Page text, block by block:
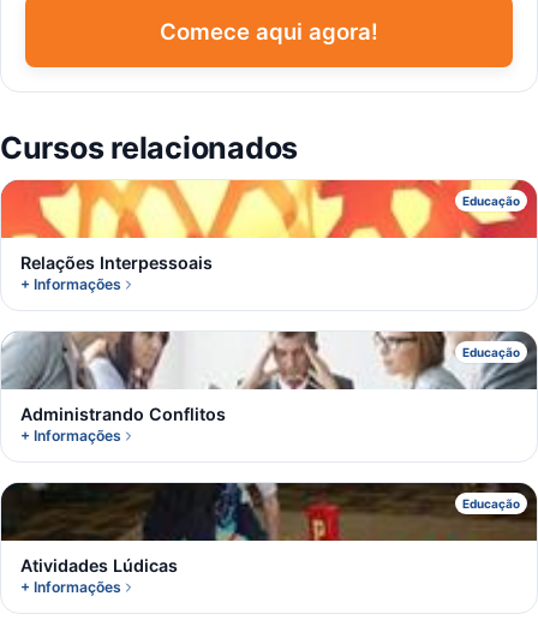
Comece aqui agora!
Cursos relacionados
Educação
R
Relações Interpessoais
+ Informações
Educação
A
Administrando Conflitos
+ Informações
Educação
A
Atividades Lúdicas
+ Informações